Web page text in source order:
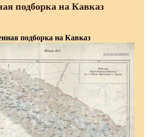
подборка на Кавказ
подборка на Кавказ